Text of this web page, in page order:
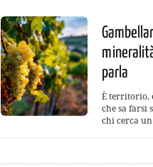
parla
È territorio,
che sa farsi
chi cerca